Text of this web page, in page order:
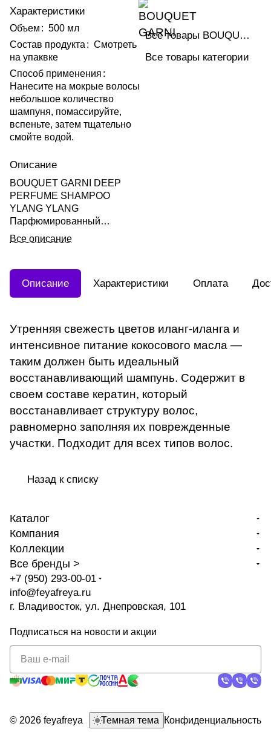
Характеристики
Объем : 500 мл
Состав продукта : Смотреть
на упаквке
Способ применения :
Нанесите на мокрые волосы
небольшое количество
шампуня, помассируйте,
вспеньте, затем тщательно
смойте водой.
Описание
BOUQUET GARNI DEEP
PERFUME SHAMPOO
YLANG YLANG
Парфюмированный
шампунь для волос "Иланг-
иланг" 500мл
Все описание
Все товары BOUQUET GARNI
Все товары категории
Описание Характеристики Оплата
Утренняя свежесть цветов иланг-иланга и
интенсивное питание кокосового масла —
таким должен быть идеальный
восстанавливающий шампунь. Содержит в
своем составе кератин, который
восстанавливает структуру волос,
равномерно заполняя их поврежденные
участки. Подходит для всех типов волос.
Назад к списку
Каталог
Компания
Коллекции
Все бренды >
+7 (950) 293-00-01
info@feyafreya.ru
г. Владивосток, ул. Днепровская, 101
Подписаться на новости и акции
© 2026 feyafreya Темная тема Конфиденциальность